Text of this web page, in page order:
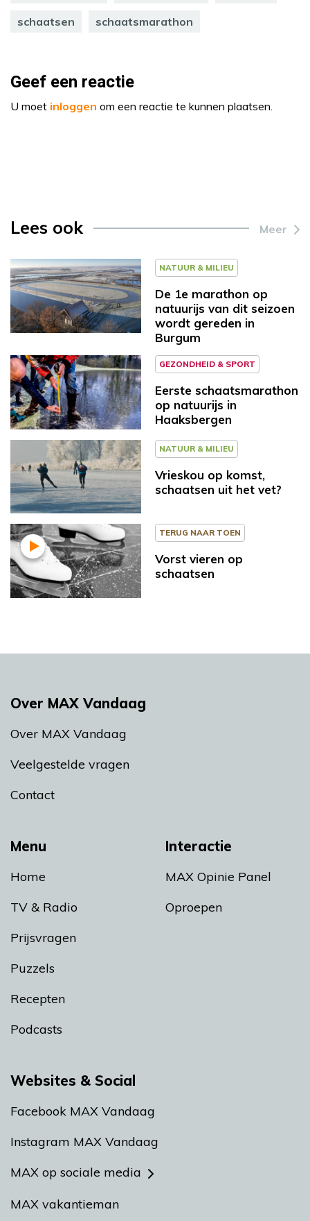
schaatsen schaatsmarathon
Geef een reactie
U moet inloggen om een reactie te kunnen plaatsen.
Lees ook Meer
NATUUR & MILIEU
De 1e marathon op
natuurijs van dit seizoen
wordt gereden in
Burgum
GEZONDHEID & SPORT
Eerste schaatsmarathon
op natuurijs in
Haaksbergen
NATUUR & MILIEU
Vrieskou op komst,
schaatsen uit het vet?
TERUG NAAR TOEN
Vorst vieren op
schaatsen
Menu
Home
TV & Radio
Prijsvragen
Puzzels
Recepten
Podcasts
Interactie
MAX Opinie Panel
Oproepen
Over MAX Vandaag
Over MAX Vandaag
Veelgestelde vragen
Contact
Websites & Social
Facebook MAX Vandaag
Instagram MAX Vandaag
MAX op sociale media
MAX vakantieman